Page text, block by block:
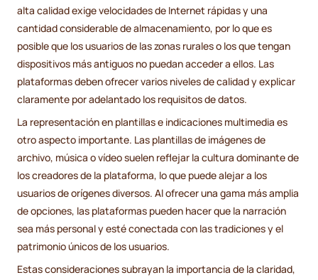
alta calidad exige velocidades de Internet rápidas y una
cantidad considerable de almacenamiento, por lo que es
posible que los usuarios de las zonas rurales o los que tengan
dispositivos más antiguos no puedan acceder a ellos. Las
plataformas deben ofrecer varios niveles de calidad y explicar
claramente por adelantado los requisitos de datos.
La representación en plantillas e indicaciones multimedia es
otro aspecto importante. Las plantillas de imágenes de
archivo, música o vídeo suelen reflejar la cultura dominante de
los creadores de la plataforma, lo que puede alejar a los
usuarios de orígenes diversos. Al ofrecer una gama más amplia
de opciones, las plataformas pueden hacer que la narración
sea más personal y esté conectada con las tradiciones y el
patrimonio únicos de los usuarios.
Estas consideraciones subrayan la importancia de la claridad,